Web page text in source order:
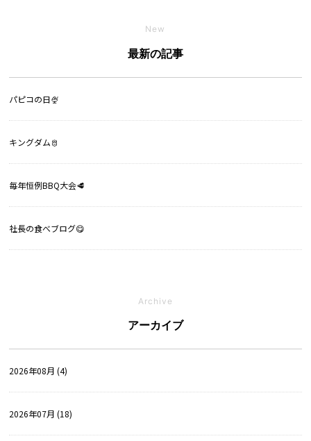
New
最新の記事
パピコの日🍨
キングダム🫅
毎年恒例BBQ大会🥩
社長の食べブログ😋
Archive
アーカイブ
2026年08月 (4)
2026年07月 (18)